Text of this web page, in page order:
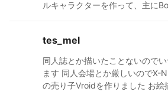
の他パーツを自由に追加でき
tyle Instagram https://
style/ The prices reflect the
e of creation. Older hairstyles
rice. In the future, as I improve
es will be more affordable. 価格
わせて設定しています。過去の
いますが、 今後は
気が付けばVRM Live Viewerで躍
当数たまってきているので、 今
いいな～って思ってます(^^)
ルキャラクターを作って、主に
す。稀に短いマンガを作ったり
ンセプトシナリオを「小説」に
v：https://www.pixiv.net/
ttps://twitter.com/Aoi_Kanrazaki
tes_mel
同人誌とか描いたことないので
ます 同人会場とか厳しいのでX-
の売り子Vroidを作りました お絵